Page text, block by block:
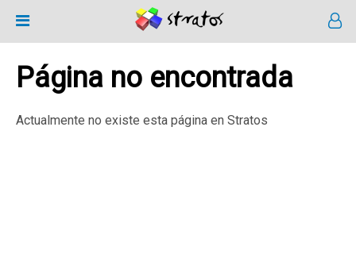
Página no encontrada
Actualmente no existe esta página en Stratos